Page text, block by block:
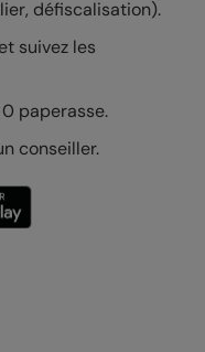
défiscalisation).
suivez les
paperasse.
conseiller.